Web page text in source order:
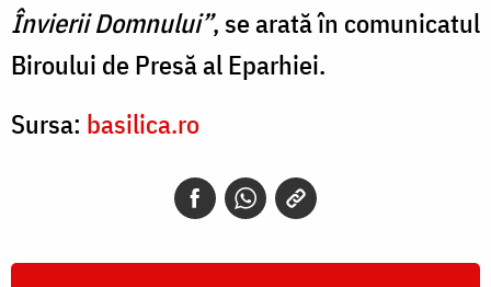
Învierii Domnului”, se arată în comunicatul
Biroului de Presă al Eparhiei.
Sursa: basilica.ro